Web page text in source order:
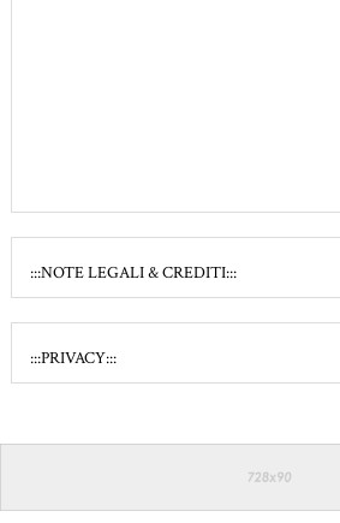
:::NOTE LEGALI & CREDITI:::
:::PRIVACY:::